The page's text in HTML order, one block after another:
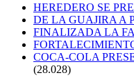
HEREDERO SE
DE LA GUAJIRA A
FINALIZADA LA
COCA-COLA
(28.028)